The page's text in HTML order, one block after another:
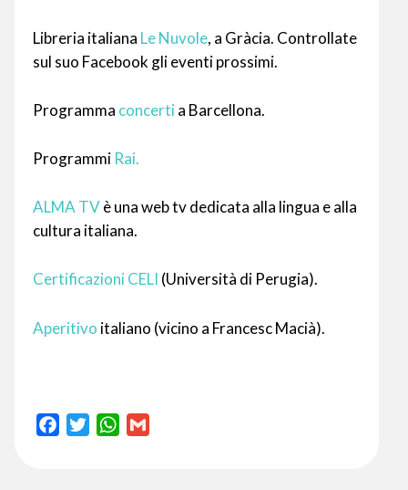
Libreria italiana Le Nuvole, a Gràcia. Controllate
sul suo Facebook gli eventi prossimi.
Programma concertia Barcellona.
Programmi Rai.
ALMA TVè una web tv dedicata alla lingua e alla
cultura italiana.
Certificazioni CELI (Università di Perugia).
Aperitivo italiano (vicino a Francesc Macià).
W